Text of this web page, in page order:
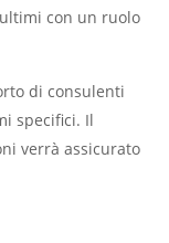
con un ruolo
di consulenti
specifici. Il
verrà assicurato